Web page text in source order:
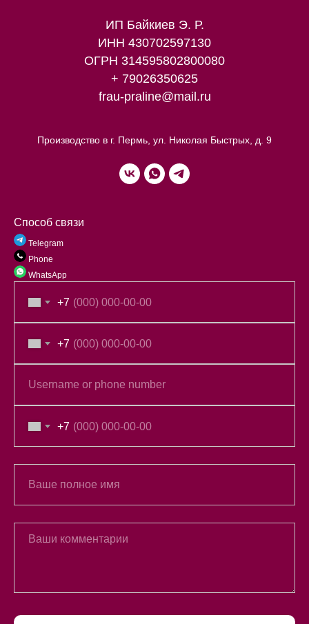
ИП Байкиев Э. Р.
ИНН 430702597130
ОГРН 314595802800080
+ 79026350625
frau-praline@mail.ru
Производство в г. Пермь, ул. Николая Быстрых, д. 9
Способ связи
Telegram
Phone
WhatsApp
+7
+7
+7